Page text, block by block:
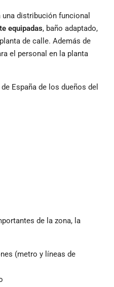
una distribución funcional
equipadas, baño adaptado,
de calle. Además de
el personal en la planta
España de los dueños del
de la zona, la
(metro y líneas de